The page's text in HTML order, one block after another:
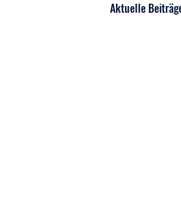
Aktuelle